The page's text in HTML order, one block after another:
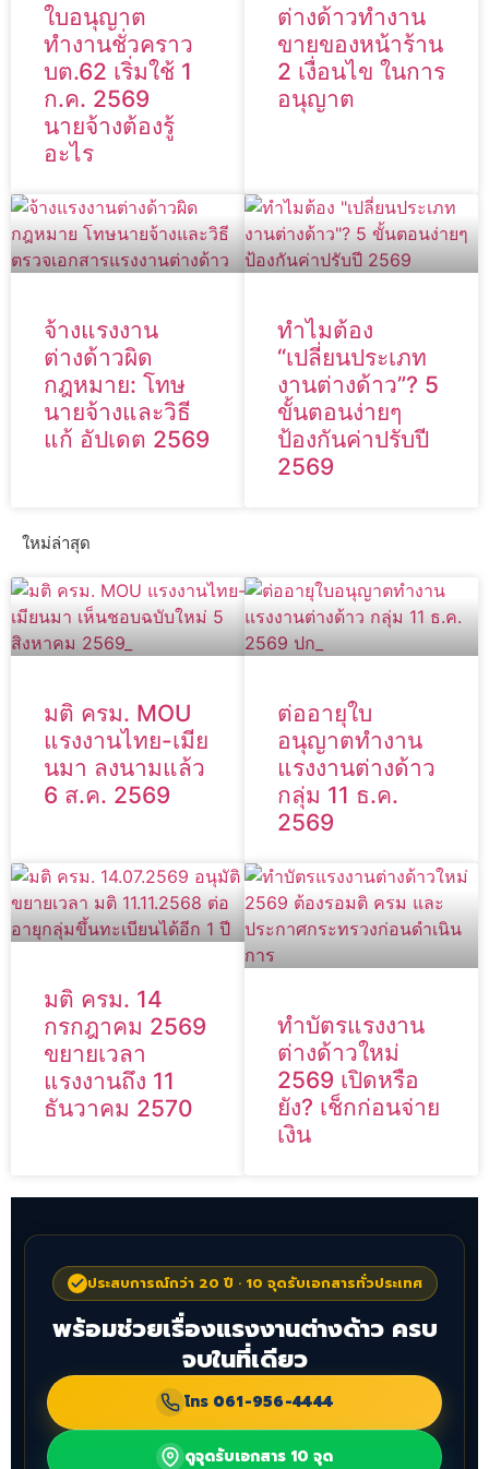
ใบอนุญาต
ทำงานชั่วคราว
บต.62 เริ่มใช้ 1
ก.ค. 2569
นายจ้างต้องรู้
อะไร
ต่างด้าวทำงาน
ขายของหน้าร้าน
2 เงื่อนไข ในการ
อนุญาต
จ้างแรงงาน
ต่างด้าวผิด
กฎหมาย: โทษ
นายจ้างและวิธี
แก้ อัปเดต 2569
ทำไมต้อง
“เปลี่ยนประเภท
งานต่างด้าว”? 5
ขั้นตอนง่ายๆ
ป้องกันค่าปรับปี
2569
ใหม่ล่าสุด
มติ ครม. MOU
แรงงานไทย-เมีย
นมา ลงนามแล้ว
6 ส.ค. 2569
ต่ออายุใบ
อนุญาตทำงาน
แรงงานต่างด้าว
กลุ่ม 11 ธ.ค.
2569
มติ ครม. 14
กรกฎาคม 2569
ขยายเวลา
แรงงานถึง 11
ธันวาคม 2570
ทำบัตรแรงงาน
ต่างด้าวใหม่
2569 เปิดหรือ
ยัง? เช็กก่อนจ่าย
เงิน
ประสบการณ์กว่า 20 ปี · 10 จุดรับเอกสารทั่วประเทศ
พร้อมช่วยเรื่องแรงงานต่างด้าว ครบ
จบในที่เดียว
โทร 061-956-4444
ดูจุดรับเอกสาร 10 จุด